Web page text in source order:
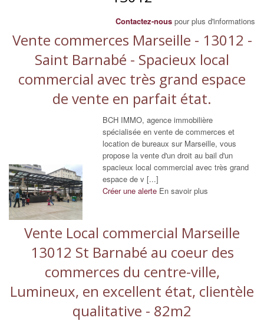
Contactez-nous pour plus d'informations
Vente commerces Marseille - 13012 -
Saint Barnabé - Spacieux local
commercial avec très grand espace
de vente en parfait état.
BCH IMMO, agence immobilière
spécialisée en vente de commerces et
location de bureaux sur Marseille, vous
propose la vente d'un droit au bail d'un
spacieux local commercial avec très grand
espace de v [...]
Créer une alerte En savoir plus
Vente Local commercial Marseille
13012 St Barnabé au coeur des
commerces du centre-ville,
Lumineux, en excellent état, clientèle
qualitative - 82m2